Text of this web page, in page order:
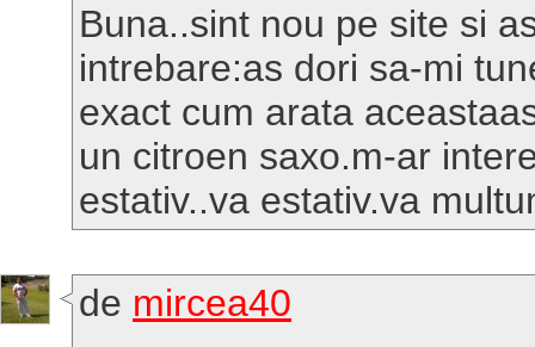
Buna..sint nou pe site si
intrebare:as dori sa-mi
exact cum arata
un citroen saxo.m-ar
estativ..va estativ.va
de mircea40